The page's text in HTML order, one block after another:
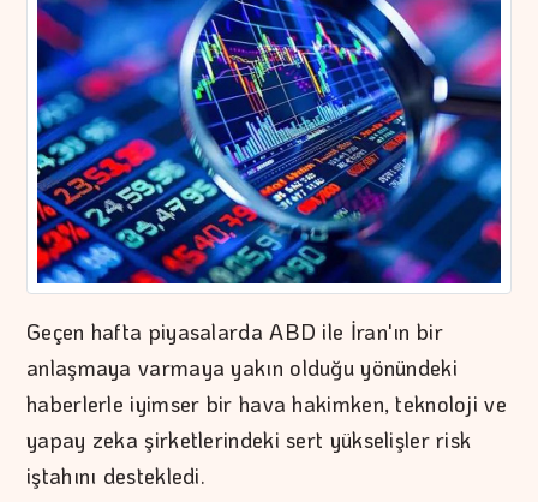
Geçen hafta piyasalarda ABD ile İran'ın bir
anlaşmaya varmaya yakın olduğu yönündeki
haberlerle iyimser bir hava hakimken, teknoloji ve
yapay zeka şirketlerindeki sert yükselişler risk
iştahını destekledi.